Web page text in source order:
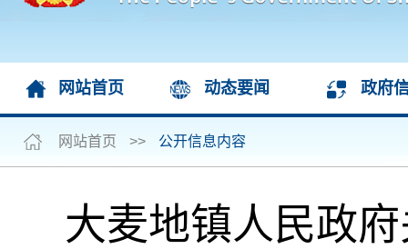
网站首页 动态要闻 政府
网站首页 >> 公开信息内容
大麦地镇人民政